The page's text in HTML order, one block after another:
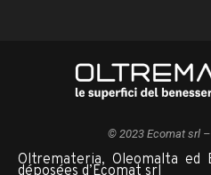
© 2023 Ecomat srl
Oltremateria, Oleomalta ed